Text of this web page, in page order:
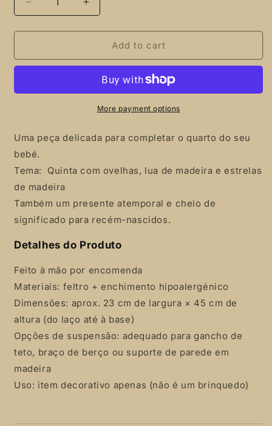
Decrease
quantity
for
das
de
neutros
Increase
quantity
for
Quintinha
das
móbile
de
berço,
neutros
Add to cart
More payment options
Uma peça delicada para completar o quarto do seu
bebé.
Tema: Quinta com ovelhas, lua de madeira e estrelas
de madeira
Também um presente atemporal e cheio de
significado para recém-nascidos.
Detalhes do Produto
Feito à mão por encomenda
Materiais: feltro + enchimento hipoalergénico
Dimensões: aprox. 23 cm de largura × 45 cm de
altura (do laço até à base)
Opções de suspensão: adequado para gancho de
teto, braço de berço ou suporte de parede em
madeira
Uso: item decorativo apenas (não é um brinquedo)